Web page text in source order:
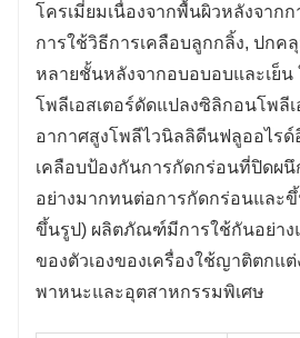
โครเมี่ยมเนื่องจากพื้นผิวหลังจาก
การใช้วิธีการเคลือบลูกกลิ้ง, ปกค
หลายชั้นหลังจากอบอบอบและเย็น
โพลีเอสเตอร์ดัดแปลงซิลิกอนโพลี
อากาศสูงโพลีไวนิลลิดีนฟลูออไร
เคลือบป้องกันการกัดกร่อนที่ปิดผ
อย่างมากทนต่อการกัดกร่อนและขึ้
ขึ้นรูป) ผลิตภัณฑ์มีการใช้กันอย่าง
ของตัวเองของเครื่องใช้ญาติตกแ
พาหนะและอุตสาหกรรมพิเศษ